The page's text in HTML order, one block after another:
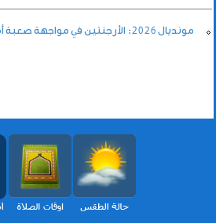
مونديال 2026: الأرجنتين في مواجهة صعبة أمام إنجلترا لبلوغ النهائي